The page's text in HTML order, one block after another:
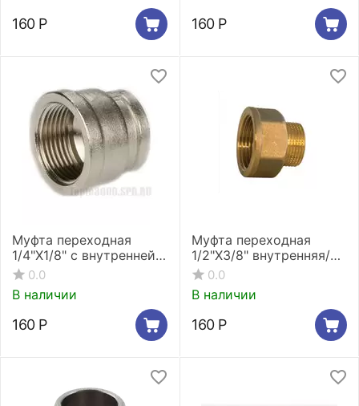
160 Р 160 Р
Муфта переходная
1/4"X1/8" с внутренней
резьбой
никелированная Stout
SFT-0006-001418*
0.0
В наличии
160 Р
Муфта переходная
1/2"X3/8" внутренняя/
наружная резьба Stout
SFT-0007-001238
0.0
В наличии
160 Р